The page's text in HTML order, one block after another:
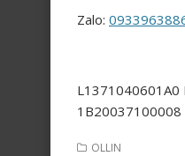
Zalo:
OLLIN